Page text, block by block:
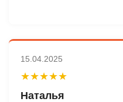
15.04.2025
★★★★★
Наталья